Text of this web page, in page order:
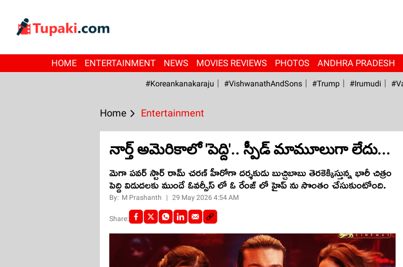
HOME ENTERTAINMENT NEWS MOVIES REVIEWS PHOTOS ANDHRA PRADESH
#Koreankanakaraju #VishwanathAndSons #Trump #irumudi
Home Entertainment
నార్త్ అమెరికాలో 'పెద్ది'.. స్పీడ్ మామూలుగా లేదు...
మెగా పవర్ స్టార్ రామ్ చరణ్ హీరోగా దర్శకుడు బుచ్చిబాబు తెరకెక్కిస్తున్న భారీ చిత్రం
పెద్ది విడుదలకు ముందే ఓవర్సీస్ లో ఓ రేంజ్ లో హైప్‌ ను సొంతం చేసుకుంటోంది.
By: M Prashanth | 29 May 2026 4:54 AM
Share: